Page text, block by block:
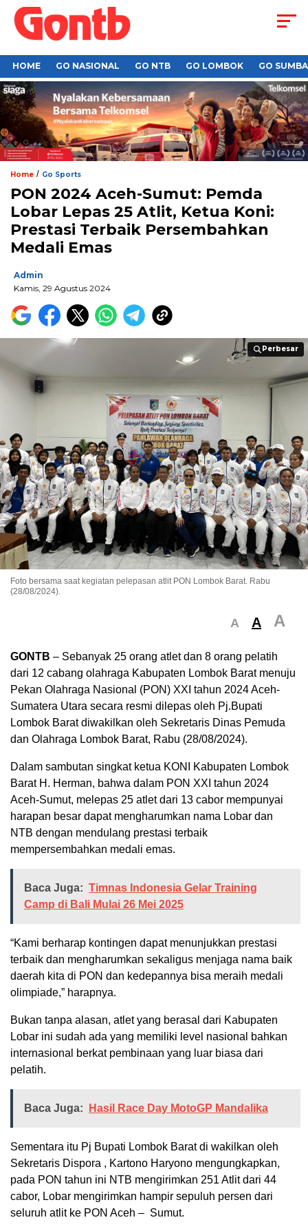
HOME GO NASIONAL GO NTB GO LOMBOK GO
Home / Go Sports
PON 2024 Aceh-Sumut: Pemda
Lobar Lepas 25 Atlit, Ketua Koni:
Prestasi Terbaik Persembahkan
Medali Emas
Admin
Kamis, 29 Agustus 2024
Perbesar
Perbesar
Foto bersama saat kegiatan pelepasan atlit PON Lombok Barat. Rabu
(28/08/2024).
A A A
GONTB – Sebanyak 25 orang atlet dan 8 orang pelatih
dari 12 cabang olahraga Kabupaten Lombok Barat menuju
Pekan Olahraga Nasional (PON) XXI tahun 2024 Aceh-
Sumatera Utara secara resmi dilepas oleh Pj.Bupati
Lombok Barat diwakilkan oleh Sekretaris Dinas Pemuda
dan Olahraga Lombok Barat, Rabu (28/08/2024).
Dalam sambutan singkat ketua KONI Kabupaten Lombok
Barat H. Herman, bahwa dalam PON XXI tahun 2024
Aceh-Sumut, melepas 25 atlet dari 13 cabor mempunyai
harapan besar dapat mengharumkan nama Lobar dan
NTB dengan mendulang prestasi terbaik
mempersembahkan medali emas.
Baca Juga: Timnas Indonesia Gelar Training
Camp di Bali Mulai 26 Mei 2025
“Kami berharap kontingen dapat menunjukkan prestasi
terbaik dan mengharumkan sekaligus menjaga nama baik
daerah kita di PON dan kedepannya bisa meraih medali
olimpiade,” harapnya.
Bukan tanpa alasan, atlet yang berasal dari Kabupaten
Lobar ini sudah ada yang memiliki level nasional bahkan
internasional berkat pembinaan yang luar biasa dari
pelatih.
Baca Juga: Hasil Race Day MotoGP Mandalika
Sementara itu Pj Bupati Lombok Barat di wakilkan oleh
Sekretaris Dispora , Kartono Haryono mengungkapkan,
pada PON tahun ini NTB mengirimkan 251 Atlit dari 44
cabor, Lobar mengirimkan hampir sepuluh persen dari
seluruh atlit ke PON Aceh – Sumut.